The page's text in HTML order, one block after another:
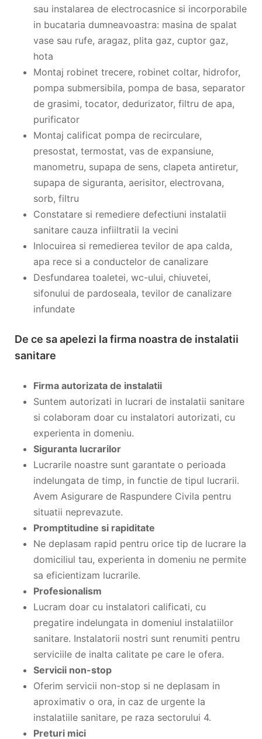
sau instalarea de electrocasnice si incorporabile
in bucataria dumneavoastra: masina de spalat
vase sau rufe, aragaz, plita gaz, cuptor gaz,
hota
Montaj robinet trecere, robinet coltar, hidrofor,
pompa submersibila, pompa de basa, separator
de grasimi, tocator, dedurizator, filtru de apa,
purificator
Montaj calificat pompa de recirculare,
presostat, termostat, vas de expansiune,
manometru, supapa de sens, clapeta antiretur,
supapa de siguranta, aerisitor, electrovana,
sorb, filtru
Constatare si remediere defectiuni instalatii
sanitare cauza infiiltratii la vecini
Inlocuirea si remedierea tevilor de apa calda,
apa rece si a conductelor de canalizare
Desfundarea toaletei, wc-ului, chiuvetei,
sifonului de pardoseala, tevilor de canalizare
infundate
De ce sa apelezi la firma noastra de instalatii
sanitare
Firma autorizata de instalatii
Suntem autorizati in lucrari de instalatii sanitare
si colaboram doar cu instalatori autorizati, cu
experienta in domeniu.
Siguranta lucrarilor
Lucrarile noastre sunt garantate o perioada
indelungata de timp, in functie de tipul lucrarii.
Avem Asigurare de Raspundere Civila pentru
situatii neprevazute.
Promptitudine si rapiditate
Ne deplasam rapid pentru orice tip de lucrare la
domiciliul tau, experienta in domeniu ne permite
sa eficientizam lucrarile.
Profesionalism
Lucram doar cu instalatori calificati, cu
pregatire indelungata in domeniul instalatiilor
sanitare. Instalatorii nostri sunt renumiti pentru
serviciile de inalta calitate pe care le ofera.
Servicii non-stop
Oferim servicii non-stop si ne deplasam in
aproximativ o ora, in caz de urgente la
instalatiile sanitare, pe raza sectorului 4.
Preturi mici